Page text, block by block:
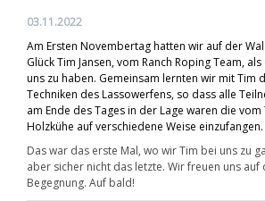
03.11.2022
Am Ersten Novembertag hatten wir auf der
Glück Tim Jansen, vom Ranch Roping Team,
uns zu haben. Gemeinsam lernten wir mit Tim
Techniken des Lassowerfens, so dass alle
am Ende des Tages in der Lage waren die
Holzkühe auf verschiedene Weise einzufangen.
Das war das erste Mal, wo wir Tim bei uns zu
aber sicher nicht das letzte. Wir freuen uns auf
Begegnung. Auf bald!